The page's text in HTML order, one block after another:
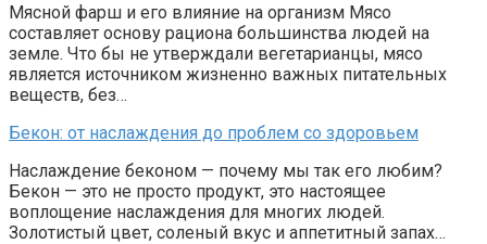
Мясной фарш и его влияние на организм Мясо
составляет основу рациона большинства людей на
земле. Что бы не утверждали вегетарианцы, мясо
является источником жизненно важных питательных
веществ, без…
Бекон: от наслаждения до проблем со здоровьем
Наслаждение беконом — почему мы так его любим?
Бекон — это не просто продукт, это настоящее
воплощение наслаждения для многих людей.
Золотистый цвет, соленый вкус и аппетитный запах…